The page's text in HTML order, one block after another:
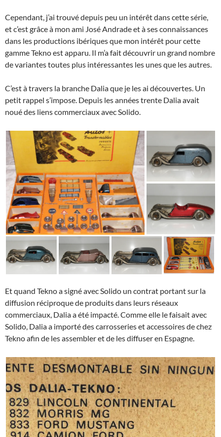
Cependant, j’ai trouvé depuis peu un intérêt dans cette série,
et c’est grâce à mon ami José Andrade et à ses connaissances
dans les productions ibériques que mon intérêt pour cette
gamme Tekno est apparu. Il m’a fait découvrir un grand nombre
de variantes toutes plus intéressantes les unes que les autres.
C’est à travers la branche Dalia que je les ai découvertes. Un
petit rappel s’impose. Depuis les années trente Dalia avait
noué des liens commerciaux avec Solido.
Et quand Tekno a signé avec Solido un contrat portant sur la
diffusion réciproque de produits dans leurs réseaux
commerciaux, Dalia a été impacté. Comme elle le faisait avec
Solido, Dalia a importé des carrosseries et accessoires de chez
Tekno afin de les assembler et de les diffuser en Espagne.